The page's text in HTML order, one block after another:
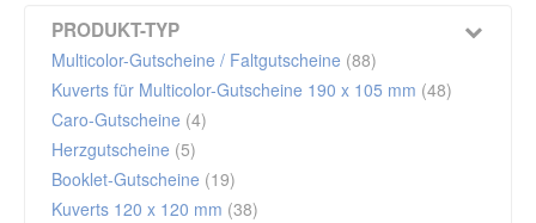
PRODUKT-TYP
Multicolor-Gutscheine / Faltgutscheine (88)
Kuverts für Multicolor-Gutscheine 190 x 105 mm (48)
Caro-Gutscheine (4)
Herzgutscheine (5)
Booklet-Gutscheine (19)
Kuverts 120 x 120 mm (38)